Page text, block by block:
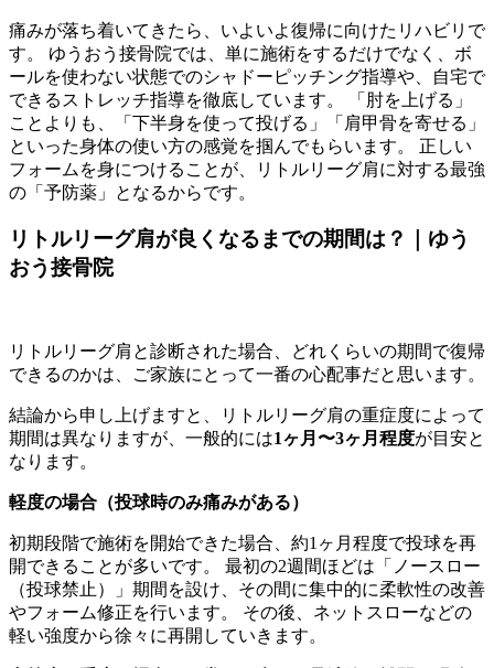
痛みが落ち着いてきたら、いよいよ復帰に向けたリハビリで
す。 ゆうおう接骨院では、単に施術をするだけでなく、ボ
ールを使わない状態でのシャドーピッチング指導や、自宅で
できるストレッチ指導を徹底しています。 「肘を上げる」
ことよりも、「下半身を使って投げる」「肩甲骨を寄せる」
といった身体の使い方の感覚を掴んでもらいます。 正しい
フォームを身につけることが、リトルリーグ肩に対する最強
の「予防薬」となるからです。
リトルリーグ肩が良くなるまでの期間は？｜ゆう
おう接骨院
リトルリーグ肩と診断された場合、どれくらいの期間で復帰
できるのかは、ご家族にとって一番の心配事だと思います。
結論から申し上げますと、リトルリーグ肩の重症度によって
期間は異なりますが、一般的には1ヶ月〜3ヶ月程度が目安と
なります。
軽度の場合（投球時のみ痛みがある）
初期段階で施術を開始できた場合、約1ヶ月程度で投球を再
開できることが多いです。 最初の2週間ほどは「ノースロー
（投球禁止）」期間を設け、その間に集中的に柔軟性の改善
やフォーム修正を行います。 その後、ネットスローなどの
軽い強度から徐々に再開していきます。